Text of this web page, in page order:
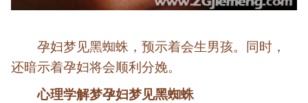
孕妇梦见黑蜘蛛，预示着会生男孩。同时，
还暗示着孕妇将会顺利分娩。
心理学解梦孕妇梦见黑蜘蛛